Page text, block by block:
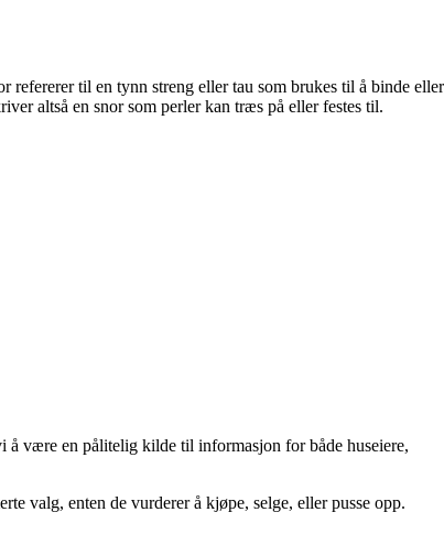
refererer til en tynn streng eller tau som brukes til å binde eller
altså en snor som perler kan træs på eller festes til.
å være en pålitelig kilde til informasjon for både huseiere,
valg, enten de vurderer å kjøpe, selge, eller pusse opp.